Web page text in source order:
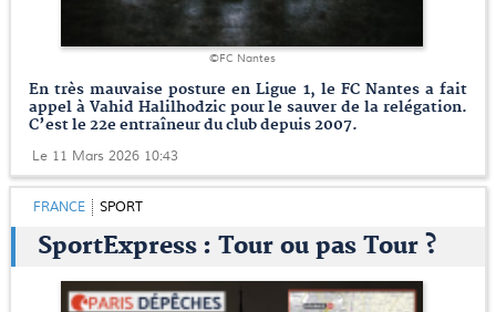
©FC Nantes
En très mauvaise posture en Ligue 1, le FC Nantes a fait
appel à Vahid Halilhodzic pour le sauver de la relégation.
C’est le 22e entraîneur du club depuis 2007.
Le 11 Mars 2026 10:43
FRANCE SPORT
SportExpress : Tour ou pas Tour ?